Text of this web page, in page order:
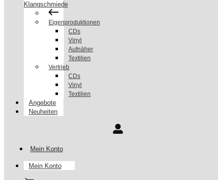
Klangschmiede
Eigenproduktionen
CDs
Vinyl
Aufnäher
Textilien
Vertrieb
CDs
Vinyl
Textilien
Angebote
Neuheiten
Mein Konto
Mein Konto